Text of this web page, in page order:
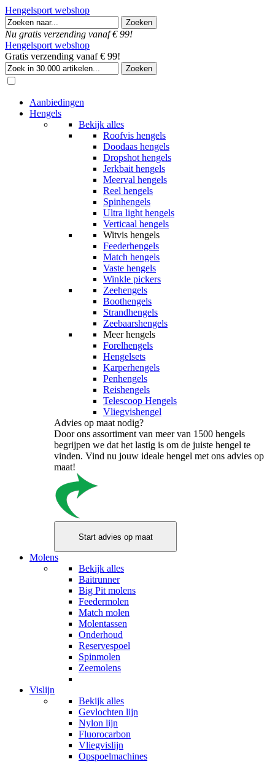
Hengelsport webshop
Nu gratis verzending vanaf € 99!
Hengelsport webshop
Gratis verzending vanaf € 99!
Aanbiedingen
Hengels
Bekijk alles
Roofvis hengels
Doodaas hengels
Dropshot hengels
Jerkbait hengels
Meerval hengels
Reel hengels
Spinhengels
Ultra light hengels
Verticaal hengels
Witvis hengels
Feederhengels
Match hengels
Vaste hengels
Winkle pickers
Zeehengels
Boothengels
Strandhengels
Zeebaarshengels
Meer hengels
Forelhengels
Hengelsets
Karperhengels
Penhengels
Reishengels
Telescoop Hengels
Vliegvishengel
Advies op maat nodig?
Door ons assortiment van meer van 1500 hengels
begrijpen we dat het lastig is om de juiste hengel te
vinden. Vind nu jouw ideale hengel met ons advies op
maat!
Molens
Bekijk alles
Baitrunner
Big Pit molens
Feedermolen
Match molen
Molentassen
Onderhoud
Reservespoel
Spinmolen
Zeemolens
Vislijn
Bekijk alles
Gevlochten lijn
Nylon lijn
Fluorocarbon
Vliegvislijn
Opspoelmachines